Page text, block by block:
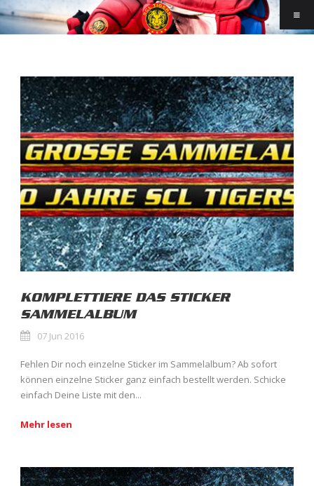
KOMPLETTIERE DAS STICKER
SAMMELALBUM
07 Jun 2016
Fehlen Dir noch einzelne Sticker im Sammelalbum? Ab sofort
können einzelne Sticker ganz einfach bestellt werden. Schicke
einfach Deine Liste mit den...
Mehr lesen